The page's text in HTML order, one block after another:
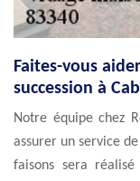
Faites-vous
succession à
Notre équipe chez
assurer un service
faisons sera